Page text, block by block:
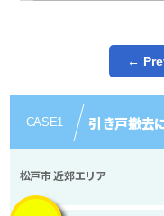
←
CASE1 引き戸撤去
松戸市 近郊エリア